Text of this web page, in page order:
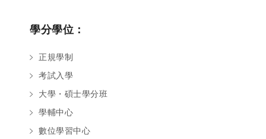
學分學位：
正規學制
考試入學
大學・碩士學分班
學輔中心
數位學習中心